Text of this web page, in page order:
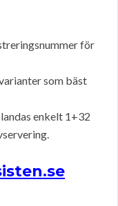
för
som bäst
enkelt 1+32